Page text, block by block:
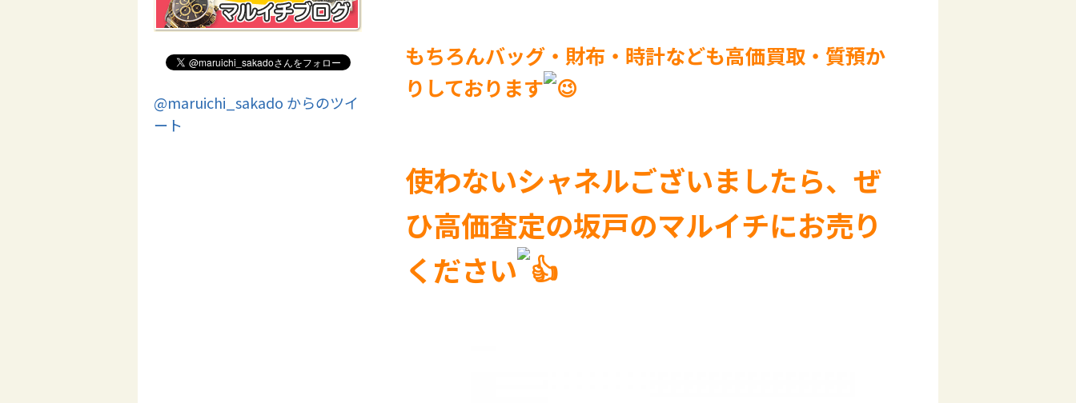
もちろんバッグ・財布・時計なども高価買取・質預か
りしております
使わないシャネルございましたら、ぜ
ひ高価査定の坂戸のマルイチにお売り
ください
@maruichi_sakado からのツイ
ート